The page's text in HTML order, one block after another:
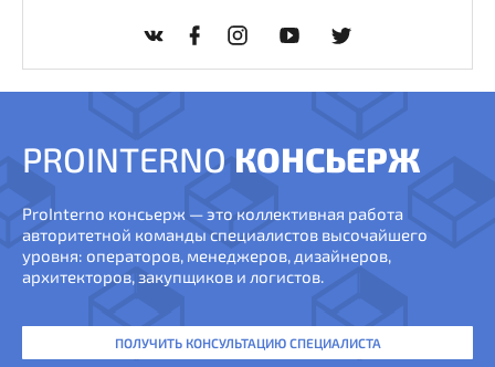
PROINTERNO КОНСЬЕРЖ
ProInterno консьерж — это коллективная работа
авторитетной команды специалистов высочайшего
уровня: операторов, менеджеров, дизайнеров,
архитекторов, закупщиков и логистов.
ПОЛУЧИТЬ КОНСУЛЬТАЦИЮ СПЕЦИАЛИСТА